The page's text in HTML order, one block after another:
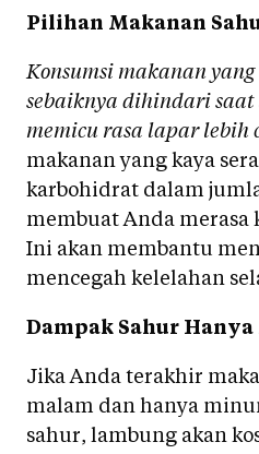
Pilihan Makanan
Konsumsi makanan
sebaiknya dihindari
memicu rasa lapar lebih
makanan yang kaya
karbohidrat dalam
membuat Anda merasa
Ini akan membantu
mencegah kelelahan
Dampak Sahur
Jika Anda terakhir
malam dan hanya
sahur, lambung akan